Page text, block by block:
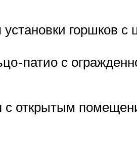
горшков с
патио с
с открытым